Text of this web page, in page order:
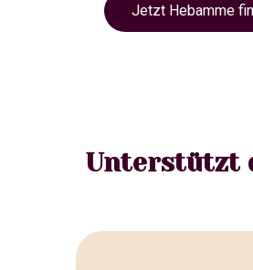
Jetzt Hebamme
Unterstützt